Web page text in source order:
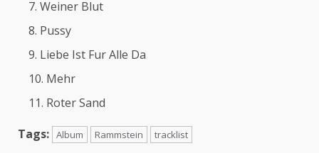
Weiner Blut
Pussy
Liebe Ist Fur Alle Da
Mehr
Roter Sand
Tags: Album Rammstein tracklist